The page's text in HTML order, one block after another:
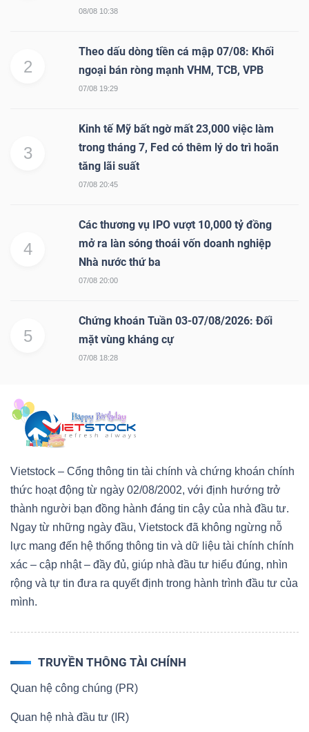
08/08 10:38
2
Theo dấu dòng tiền cá mập 07/08: Khối
ngoại bán ròng mạnh VHM, TCB, VPB
07/08 19:29
3
Kinh tế Mỹ bất ngờ mất 23,000 việc làm
trong tháng 7, Fed có thêm lý do trì hoãn
tăng lãi suất
07/08 20:45
4
Các thương vụ IPO vượt 10,000 tỷ đồng
mở ra làn sóng thoái vốn doanh nghiệp
Nhà nước thứ ba
07/08 20:00
5
Chứng khoán Tuần 03-07/08/2026: Đối
mặt vùng kháng cự
07/08 18:28
Vietstock – Cổng thông tin tài chính và chứng khoán chính
thức hoạt động từ ngày 02/08/2002, với định hướng trở
thành người bạn đồng hành đáng tin cậy của nhà đầu tư.
Ngay từ những ngày đầu, Vietstock đã không ngừng nỗ
lực mang đến hệ thống thông tin và dữ liệu tài chính chính
xác – cập nhật – đầy đủ, giúp nhà đầu tư hiểu đúng, nhìn
rộng và tự tin đưa ra quyết định trong hành trình đầu tư của
mình.
TRUYỀN THÔNG TÀI CHÍNH
Quan hệ công chúng (PR)
Quan hệ nhà đầu tư (IR)
(-)
Lãnh
Tin
Bài
giả
(-)
Báo
cáo
phân
tích
(-)
Thuật
Dịch
(-)